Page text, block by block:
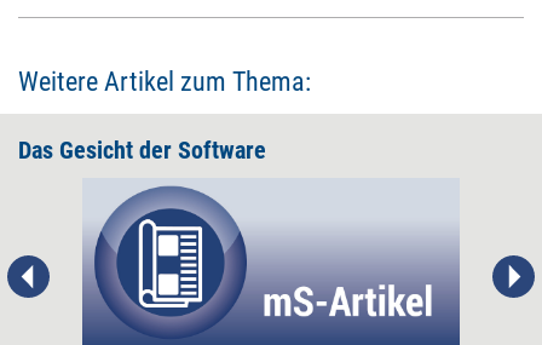
Weitere Artikel zum Thema:
Das Gesicht der Software